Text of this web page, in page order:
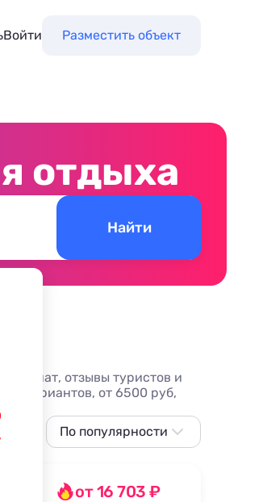
Войти Разместить объект
отдыха
Найти
комнат, отзывы туристов и
вариантов, от 6500 руб,
По популярности
Сначала дешевле
от 16 703 ₽